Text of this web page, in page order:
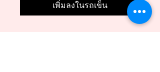
เพิ่มลงในรถเข็น